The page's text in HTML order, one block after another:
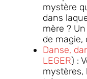
mystère
dans
mère ?
de magie,
Danse,
LEGER) :
mystères,